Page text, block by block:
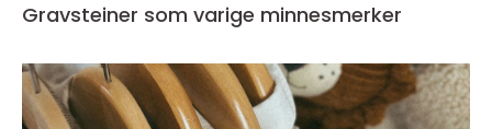
Gravsteiner som varige minnesmerker